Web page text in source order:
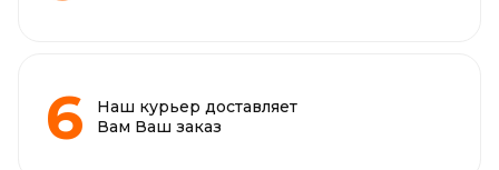
Наш курьер доставляет
Вам Ваш заказ